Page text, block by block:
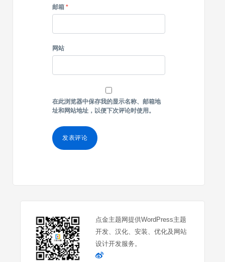
邮箱 *
网站
在此浏览器中保存我的显示名称、邮箱地
址和网站地址，以便下次评论时使用。
点金主题网提供WordPress主题
开发、汉化、安装、优化及网站
设计开发服务。